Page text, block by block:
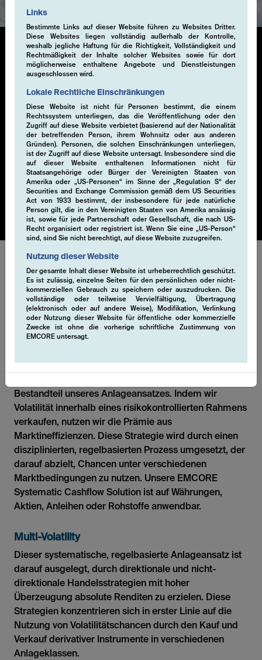
Links
Bestimmte Links auf dieser Website führen zu Websites Dritter.
Diese Websites liegen vollständig außerhalb der Kontrolle,
weshalb jegliche Haftung für die Richtigkeit, Vollständigkeit und
Rechtmäßigkeit der Inhalte solcher Websites sowie für dort
möglicherweise enthaltene Angebote und Dienstleistungen
ausgeschlossen wird.
Lokale Rechtliche Einschränkungen
Diese Website ist nicht für Personen bestimmt, die einem
Rechtssystem unterliegen, das die Veröffentlichung oder den
Zugriff auf diese Website verbietet (basierend auf der Nationalität
der betreffenden Person, ihrem Wohnsitz oder aus anderen
Gründen). Personen, die solchen Einschränkungen unterliegen,
ist der Zugriff auf diese Website untersagt. Insbesondere sind die
auf dieser Website enthaltenen Informationen nicht für
Staatsangehörige oder Bürger der Vereinigten Staaten von
Amerika oder „US-Personen“ im Sinne der „Regulation S“ der
Securities and Exchange Commission gemäß dem US Securities
Act von 1933 bestimmt, der insbesondere für jede natürliche
Person gilt, die in den Vereinigten Staaten von Amerika ansässig
ist, sowie für jede Partnerschaft oder Gesellschaft, die nach US-
Recht organisiert oder registriert ist. Wenn Sie eine „US-Person“
sind, sind Sie nicht berechtigt, auf diese Website zuzugreifen.
Nutzung dieser Website
Der gesamte Inhalt dieser Website ist urheberrechtlich geschützt.
Es ist zulässig, einzelne Seiten für den persönlichen oder nicht-
kommerziellen Gebrauch zu speichern oder auszudrucken. Die
vollständige oder teilweise Vervielfältigung, Übertragung
(elektronisch oder auf andere Weise), Modifikation, Verlinkung
oder Nutzung dieser Website für öffentliche oder kommerzielle
Zwecke ist ohne die vorherige schriftliche Zustimmung von
EMCORE untersagt.
Liquid Alternatives
Unsere liquiden alternativen Anlagelösungen nutzen
Derivate, um durch innovative Strategien, die
traditionelle Portfolios ergänzen, systematisch
zusätzliches Alpha zu generieren. Durch den flexiblen
Zugriff ermöglichen diese Lösungen eine schnelle
Reaktion auf Marktveränderungen. Sie bieten robuste
und massgeschneiderte Optionen zur Diversifizierung
von Portfolios, zur Navigation in komplexen Märkten
und zur Erzielung risikobereinigter Renditen.
Unsere Strategien können auf verschiedene einzelne
Anlageklassen oder eine Kombination davon
angewendet werden.
Single-Volatility
systematische Derivatestrategien, insbesondere
Bestandteil unseres Anlageansatzes. Indem wir
Volatilität innerhalb eines risikokontrollierten Rahmens
verkaufen, nutzen wir die Prämie aus
Marktineffizienzen. Diese Strategie wird durch einen
disziplinierten, regelbasierten Prozess umgesetzt, der
darauf abzielt, Chancen unter verschiedenen
Marktbedingungen zu nutzen. Unsere EMCORE
Systematic Cashflow Solution ist auf Währungen,
Aktien, Anleihen oder Rohstoffe anwendbar.
Multi-Volatility
Dieser systematische, regelbasierte Anlageansatz ist
darauf ausgelegt, durch direktionale und nicht-
direktionale Handelsstrategien mit hoher
Überzeugung absolute Renditen zu erzielen. Diese
Strategien konzentrieren sich in erster Linie auf die
Nutzung von Volatilitätschancen durch den Kauf und
Verkauf derivativer Instrumente in verschiedenen
Anlageklassen.